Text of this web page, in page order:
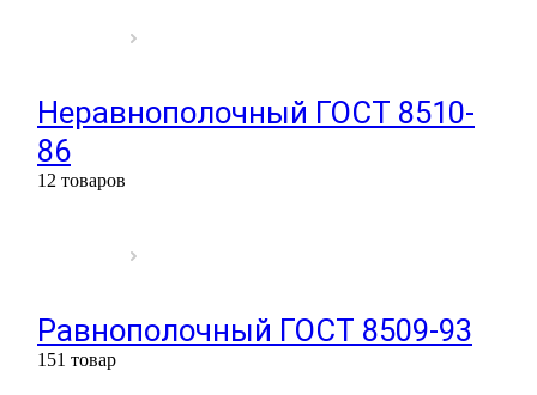
Неравнополочный ГОСТ 8510-
86
12 товаров
Равнополочный ГОСТ 8509-93
151 товар